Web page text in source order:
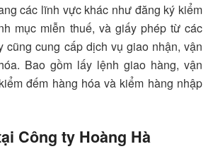
các lĩnh vực khác như đăng ký kiểm
mục miễn thuế, và giấy phép từ các
cũng cung cấp dịch vụ giao nhận, vận
Bao gồm lấy lệnh giao hàng, vận
đếm hàng hóa và kiểm hàng nhập
Công ty Hoàng Hà